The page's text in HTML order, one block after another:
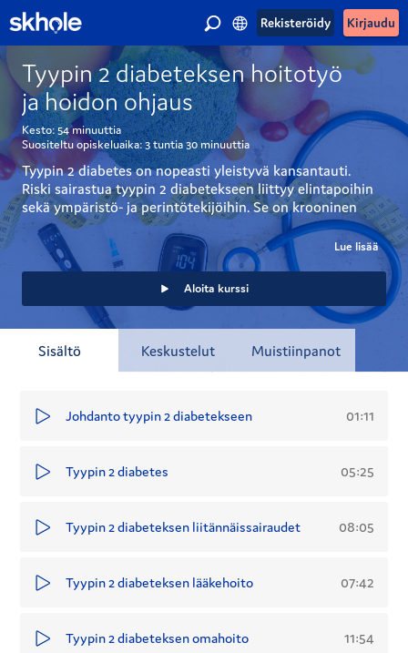
Kirjaudu
Rekisteröidy
Tyypin 2 diabeteksen hoitotyö
ja hoidon ohjaus
Kesto:54 minuuttia
Suositeltu opiskeluaika:3 tuntia30 minuuttia
Tyypin 2 diabetes on nopeasti yleistyvä kansantauti.
Riski sairastua tyypin 2 diabetekseen liittyy elintapoihin
sekä ympäristö- ja perintötekijöihin. Se on krooninen
aineenvaihduntasairaus, joka aiheuttaa merkittäviä
liitännäissairauksia.
Tällä verkkokurssilla opit perusteet tyypin 2
diabeteksestä ja sen hoidosta, liitännäissairauksista sekä
hoidon ohjauksesta.
Kurssi on tuotettu sairaanhoitajaopiskelijoiden
opinnäytetyönä.
Tervetuloa verkkokurssille!
Lue lisää
Aloita kurssi
Sisältö Keskustelut Muistiinpanot
Johdanto tyypin 2 diabetekseen 01:11
Tyypin 2 diabetes 05:25
Tyypin 2 diabeteksen liitännäissairaudet 08:05
Tyypin 2 diabeteksen lääkehoito 07:42
Tyypin 2 diabeteksen omahoito 11:54